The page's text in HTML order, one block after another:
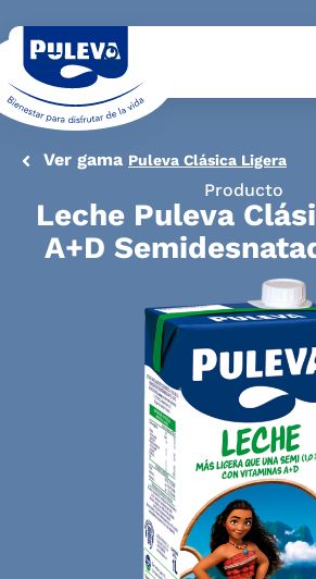
Ver gama Puleva Clásica Ligera
Producto
Leche Puleva
A+D